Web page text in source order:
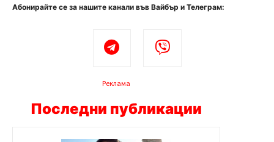
Абонирайте се за нашите канали във Вайбър и Телеграм:
Реклама
Последни публикации